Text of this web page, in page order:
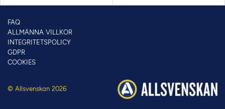
© Allsvenskan 2026
FAQ
ALLMÄNNA VILLKOR
INTEGRITETSPOLICY
GDPR
COOKIES